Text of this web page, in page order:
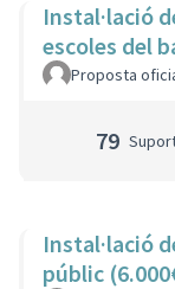
Instal·lació
escoles del
Proposta
79
Instal·lació
públic